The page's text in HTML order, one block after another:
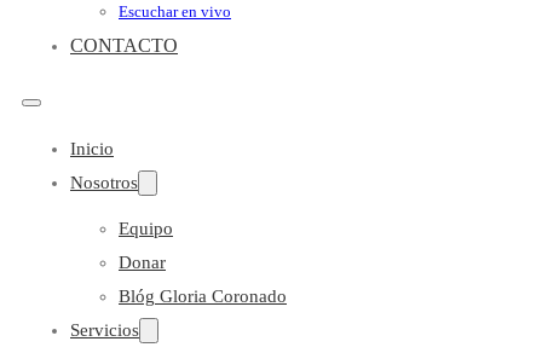
Escuchar en vivo
CONTACTO
Inicio
Nosotros
Equipo
Donar
Blóg Gloria Coronado
Servicios